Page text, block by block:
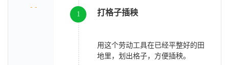
- -
1 打格子插秧
用这个劳动工具在已经平整好的田
地里，划出格子，方便插秧。